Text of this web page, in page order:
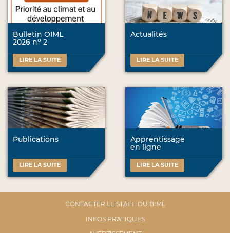
Bulletin OIML
2026 no 2
LIRE LA SUITE
Actualités
LIRE LA SUITE
Publications
LIRE LA SUITE
Apprentissage
en ligne
LIRE LA SUITE
CONTACTER LE STAFF DU BIML
INFOS PRATIQUES